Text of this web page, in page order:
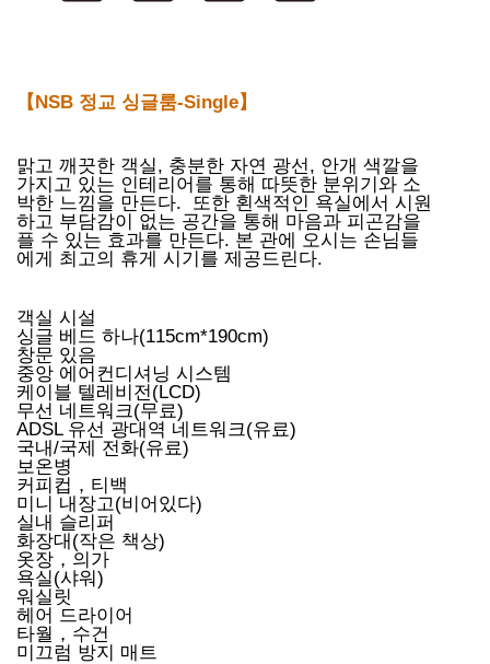
【NSB 정교 싱글룸-Single】
맑고 깨끗한 객실, 충분한 자연 광선, 안개 색깔을
가지고 있는 인테리어를 통해 따뜻한 분위기와 소
박한 느낌을 만든다. 또한 횐색적인 욕실에서 시원
하고 부담감이 없는 공간을 통해 마음과 피곤감을
플 수 있는 효과를 만든다. 본 관에 오시는 손님들
에게 최고의 휴게 시기를 제공드린다.
객실 시설
싱글 베드 하나(115cm*190cm)
창문 있음
중앙 에어컨디셔닝 시스템
케이블 텔레비전(LCD)
무선 네트워크(무료)
ADSL 유선 광대역 네트워크(유료)
국내/국제 전화(유료)
보온병
커피컵，티백
미니 내장고(비어있다)
실내 슬리퍼
화장대(작은 책상)
옷장，의가
욕실(샤워)
워실릿
헤어 드라이어
타월，수건
미끄럼 방지 매트